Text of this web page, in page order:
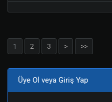
1 2 3 > >>
Üye Ol veya Giriş Yap